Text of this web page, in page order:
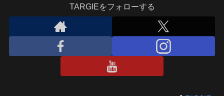
TARGIEをフォローする